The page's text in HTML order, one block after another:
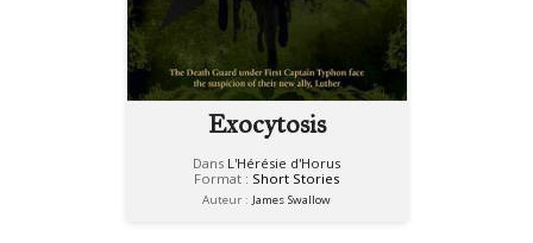
Exocytosis
Dans L'Hérésie d'Horus
Format : Short Stories
Auteur : James Swallow